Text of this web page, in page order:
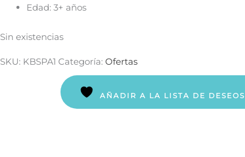
Edad: 3+ años
Sin existencias
SKU: KBSPA1 Categoría: Ofertas
AÑADIR A LA LISTA DE DESEOS